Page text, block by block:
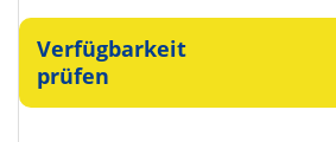
Verfügbarkeit
prüfen